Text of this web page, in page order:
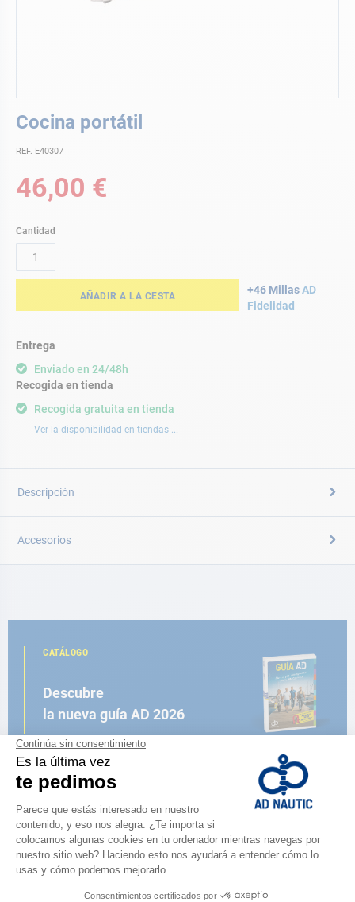
Cocina portátil
REF. E40307
46,00 €
Cantidad
AÑADIR A LA CESTA +46 MillasAD
Fidelidad
Entrega
Enviado en 24/48h
Recogida gratuita en tienda
Ver la disponibilidad en tiendas ...
Recogida en tienda
al
de
galería
de
Descripción
Accesorios
CATÁLOGO
Descubre
la nueva guía AD 2026
NAVEGAR POR EL CATÁLOGO
ESPACIO FIDELIDAD
¿Eres apasionado?
Benefíciate de ventajas exclusivas